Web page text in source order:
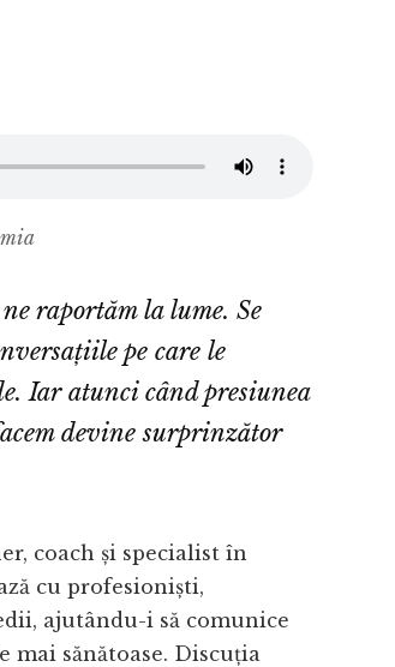
raportăm la lume. Se
pe care le
Iar atunci când presiunea
devine surprinzător
coach și specialist în
cu profesioniști,
ajutându-i să comunice
mai sănătoase. Discuția